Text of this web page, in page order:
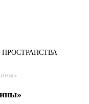
ПРОСТРАНСТВА